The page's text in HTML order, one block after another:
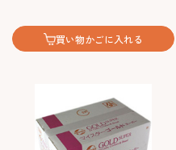
買い物かごに入れる